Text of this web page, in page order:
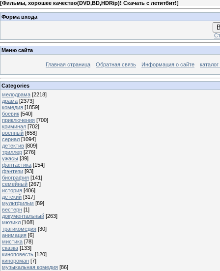
[Фильмы, хорошее качество(DVD,BD,HDRip)! Скачать с летитбит!]
Форма входа
Меню сайта
Главная страница Обратная связь Информация о сайте
Categories
мелодрама [2218]
драма [2373]
комедия [1859]
боевик [540]
приключения [700]
криминал [702]
военный [658]
сериал [1094]
детектив [809]
триллер [276]
ужасы [39]
фантастика [154]
фэнтези [93]
биография [141]
семейный [267]
история [406]
детский [317]
мультфильм [89]
вестерн [1]
документальный [263]
мюзикл [108]
трагикомедия [30]
анимация [6]
мистика [78]
сказка [133]
киноповесть [120]
кинороман [7]
музыкальная комедия [86]